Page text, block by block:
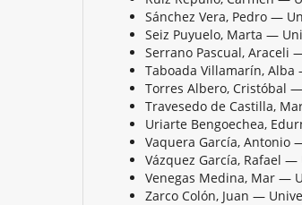
Sánchez Vera, Pedro —
Seiz Puyuelo, Marta —
Serrano Pascual,
Taboada Villamarín,
Torres Albero, Cristóbal
Travesedo de Castilla,
Uriarte Bengoechea,
Vaquera García,
Vázquez García, Rafael
Venegas Medina, Mar —
Zarco Colón, Juan —